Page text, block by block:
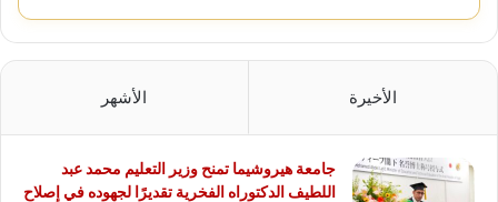
الأخيرة الأشهر
جامعة هيروشيما تمنح وزير التعليم محمد عبد
اللطيف الدكتوراه الفخرية تقديرًا لجهوده في إصلاح